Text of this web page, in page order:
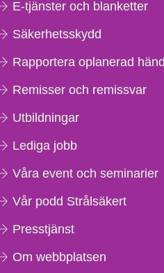
E-tjänster och blanketter
Säkerhetsskydd
Rapportera oplanerad
Remisser och remissvar
Utbildningar
Lediga jobb
Våra event och seminarier
Vår podd Strålsäkert
Presstjänst
Om webbplatsen